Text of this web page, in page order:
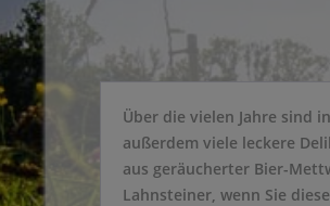
Über die vielen Jahre sind
außerdem viele leckere
aus geräucherter Bier-
Lahnsteiner, wenn Sie